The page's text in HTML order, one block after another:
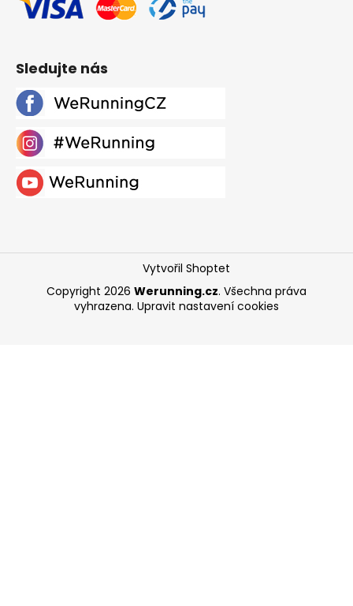
Sledujte nás
Vytvořil Shoptet
Copyright 2026 Werunning.cz. Všechna práva
vyhrazena. Upravit nastavení cookies